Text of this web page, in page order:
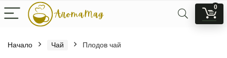
0
Начало Чай Плодов чай